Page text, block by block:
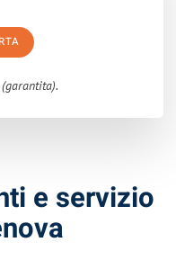
(garantita).
e servizio